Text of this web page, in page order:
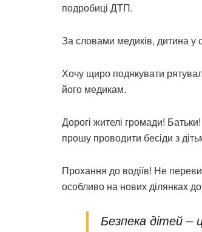
подробиці ДТП.
За словами медиків, дитина у
Хочу щиро подякувати
його медикам.
Дорогі жителі громади!
прошу проводити бесіди з
Прохання до водіїв! Не
особливо на нових ділянках
Безпека дітей –